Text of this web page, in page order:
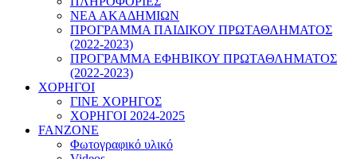
ΝΕΑ ΑΚΑΔΗΜΙΩΝ
ΠΡΟΓΡΑΜΜΑ ΠΑΙΔΙΚΟΥ ΠΡΩΤΑΘΛΗΜΑΤΟΣ
(2022-2023)
ΠΡΟΓΡΑΜΜΑ ΕΦΗΒΙΚΟΥ ΠΡΩΤΑΘΛΗΜΑΤΟΣ
(2022-2023)
ΧΟΡΗΓΟΙ
ΓΙΝΕ ΧΟΡΗΓΟΣ
ΧΟΡΗΓΟΙ 2024-2025
FANZONE
Φωτογραφικό υλικό